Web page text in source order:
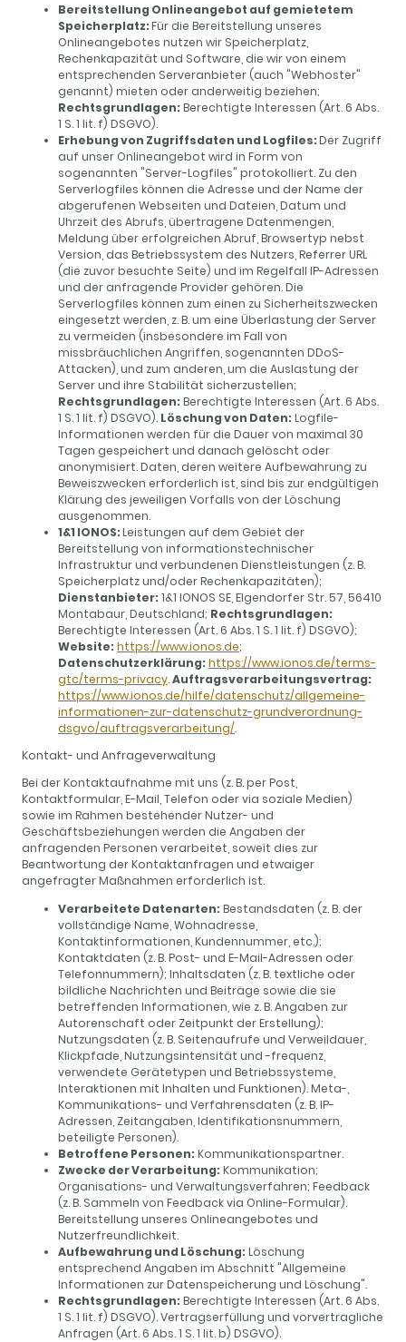
Bereitstellung Onlineangebot auf gemietetem
Speicherplatz:Für die Bereitstellung unseres
Onlineangebotes nutzen wir Speicherplatz,
Rechenkapazität und Software, die wir von einem
entsprechenden Serveranbieter (auch "Webhoster"
genannt) mieten oder anderweitig beziehen;
Rechtsgrundlagen: Berechtigte Interessen (Art. 6 Abs.
1 S. 1 lit. f) DSGVO).
Erhebung von Zugriffsdaten und Logfiles:Der Zugriff
auf unser Onlineangebot wird in Form von
sogenannten "Server-Logfiles" protokolliert. Zu den
Serverlogfiles können die Adresse und der Name der
abgerufenen Webseiten und Dateien, Datum und
Uhrzeit des Abrufs, übertragene Datenmengen,
Meldung über erfolgreichen Abruf, Browsertyp nebst
Version, das Betriebssystem des Nutzers, Referrer URL
(die zuvor besuchte Seite) und im Regelfall IP-Adressen
und der anfragende Provider gehören. Die
Serverlogfiles können zum einen zu Sicherheitszwecken
eingesetzt werden, z. B. um eine Überlastung der Server
zu vermeiden (insbesondere im Fall von
missbräuchlichen Angriffen, sogenannten DDoS-
Attacken), und zum anderen, um die Auslastung der
Server und ihre Stabilität sicherzustellen;
Rechtsgrundlagen: Berechtigte Interessen (Art. 6 Abs.
1 S. 1 lit. f) DSGVO). Löschung von Daten: Logfile-
Informationen werden für die Dauer von maximal 30
Tagen gespeichert und danach gelöscht oder
anonymisiert. Daten, deren weitere Aufbewahrung zu
Beweiszwecken erforderlich ist, sind bis zur endgültigen
Klärung des jeweiligen Vorfalls von der Löschung
ausgenommen.
1&1 IONOS:Leistungen auf dem Gebiet der
Bereitstellung von informationstechnischer
Infrastruktur und verbundenen Dienstleistungen (z. B.
Speicherplatz und/oder Rechenkapazitäten);
Dienstanbieter: 1&1 IONOS SE, Elgendorfer Str. 57, 56410
Montabaur, Deutschland; Rechtsgrundlagen:
Berechtigte Interessen (Art. 6 Abs. 1 S. 1 lit. f) DSGVO);
Website: https://www.ionos.de;
Datenschutzerklärung: https://www.ionos.de/terms-
gtc/terms-privacy.Auftragsverarbeitungsvertrag:
https://www.ionos.de/hilfe/datenschutz/allgemeine-
informationen-zur-datenschutz-grundverordnung-
dsgvo/auftragsverarbeitung/.
Kontakt- und Anfrageverwaltung
Bei der Kontaktaufnahme mit uns (z. B. per Post,
Kontaktformular, E-Mail, Telefon oder via soziale Medien)
sowie im Rahmen bestehender Nutzer- und
Geschäftsbeziehungen werden die Angaben der
anfragenden Personen verarbeitet, soweit dies zur
Beantwortung der Kontaktanfragen und etwaiger
angefragter Maßnahmen erforderlich ist.
Verarbeitete Datenarten: Bestandsdaten (z. B. der
vollständige Name, Wohnadresse,
Kontaktinformationen, Kundennummer, etc.);
Kontaktdaten (z. B. Post- und E-Mail-Adressen oder
Telefonnummern); Inhaltsdaten (z. B. textliche oder
bildliche Nachrichten und Beiträge sowie die sie
betreffenden Informationen, wie z. B. Angaben zur
Autorenschaft oder Zeitpunkt der Erstellung);
Nutzungsdaten (z. B. Seitenaufrufe und Verweildauer,
Klickpfade, Nutzungsintensität und -frequenz,
verwendete Gerätetypen und Betriebssysteme,
Interaktionen mit Inhalten und Funktionen). Meta-,
Kommunikations- und Verfahrensdaten (z. B. IP-
Adressen, Zeitangaben, Identifikationsnummern,
beteiligte Personen).
Betroffene Personen: Kommunikationspartner.
Zwecke der Verarbeitung: Kommunikation;
Organisations- und Verwaltungsverfahren; Feedback
(z. B. Sammeln von Feedback via Online-Formular).
Bereitstellung unseres Onlineangebotes und
Nutzerfreundlichkeit.
Aufbewahrung und Löschung: Löschung
entsprechend Angaben im Abschnitt "Allgemeine
Informationen zur Datenspeicherung und Löschung".
Rechtsgrundlagen: Berechtigte Interessen (Art. 6 Abs.
1 S. 1 lit. f) DSGVO). Vertragserfüllung und vorvertragliche
Anfragen (Art. 6 Abs. 1 S. 1 lit. b) DSGVO).